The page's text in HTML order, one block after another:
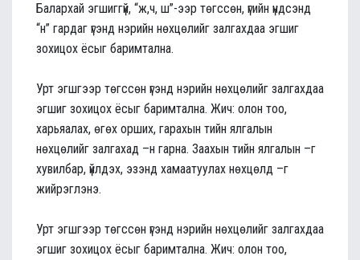
Балархай эгшиггүй, “ж,ч, ш”-ээр төгссөн, үгийн үндсэнд
“н” гардаг үгэнд нэрийн нөхцөлийг залгахдаа эгшиг
зохицох ёсыг баримтална.
Урт эгшгээр төгссөн үгэнд нэрийн нөхцөлийг залгахдаа
эгшиг зохицох ёсыг баримтална. Жич: олон тоо,
харьяалах, өгөх орших, гарахын тийн ялгалын
нөхцөлийг залгахад –н гарна. Заахын тийн ялгалын –г
хувилбар, үйлдэх, эзэнд хамаатуулах нөхцөлд –г
жийрэглэнэ.
Урт эгшгээр төгссөн үгэнд нэрийн нөхцөлийг залгахдаа
эгшиг зохицох ёсыг баримтална. Жич: олон тоо,